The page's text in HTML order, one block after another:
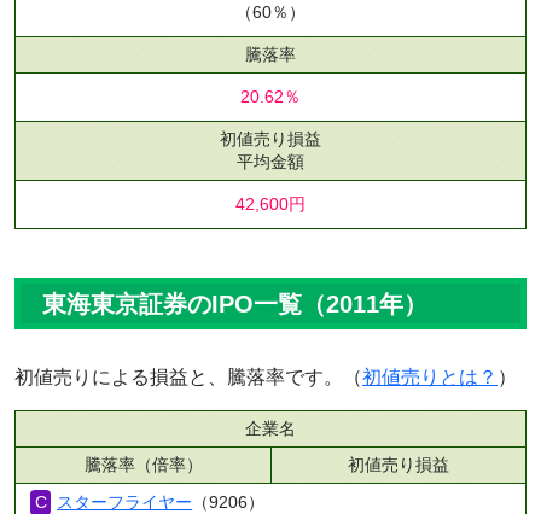
（60％）
騰落率
20.62％
初値売り損益
平均金額
42,600円
東海東京証券のIPO一覧（2011年）
初値売りによる損益と、騰落率です。（初値売りとは？ ）
企業名
騰落率（倍率）
初値売り損益
スターフライヤー （9206）